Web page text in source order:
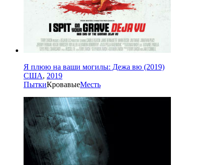
Я плюю на ваши могилы: Дежа вю (2019)
США, 2019
ПыткиКровавыеМесть